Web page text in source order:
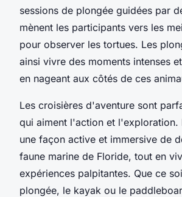
sessions de plongée guidées par
mènent les participants vers les
pour observer les tortues. Les
ainsi vivre des moments intenses
en nageant aux côtés de ces
Les croisières d'aventure sont
qui aiment l'action et l'exploration.
une façon active et immersive de
faune marine de Floride, tout en
expériences palpitantes. Que ce
plongée, le kayak ou le